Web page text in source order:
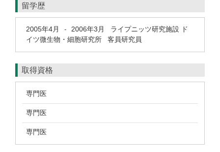
留学歴
2005年4月 - 2006年3月
ライプニッツ研究施設 ド
イツ微生物・細胞研究所 客員研究員
取得資格
専門医
専門医
専門医